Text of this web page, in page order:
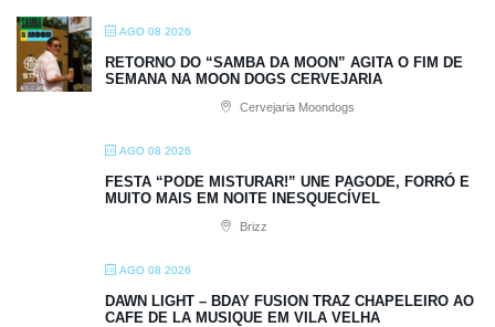
AGO 08 2026
RETORNO DO “SAMBA DA MOON” AGITA O FIM DE
SEMANA NA MOON DOGS CERVEJARIA
Cervejaria Moondogs
AGO 08 2026
FESTA “PODE MISTURAR!” UNE PAGODE, FORRÓ E
MUITO MAIS EM NOITE INESQUECÍVEL
Brizz
AGO 08 2026
DAWN LIGHT – BDAY FUSION TRAZ CHAPELEIRO AO
CAFE DE LA MUSIQUE EM VILA VELHA